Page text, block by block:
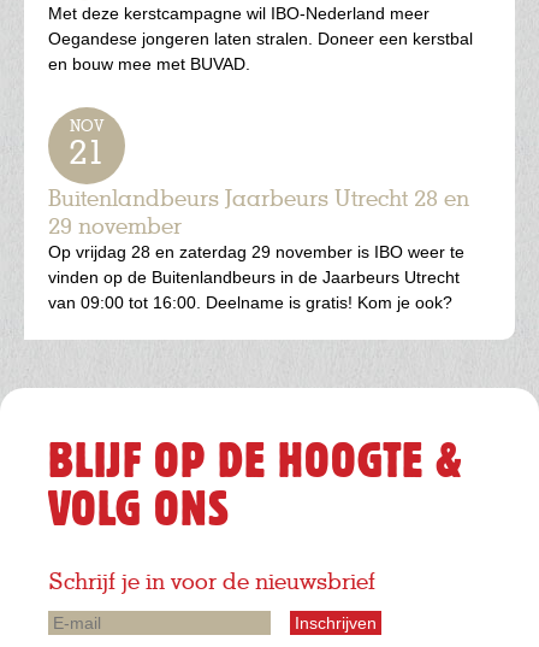
Met deze kerstcampagne wil IBO-Nederland meer
Oegandese jongeren laten stralen. Doneer een kerstbal
en bouw mee met BUVAD.
NOV
21
Buitenlandbeurs Jaarbeurs Utrecht 28 en
29 november
Op vrijdag 28 en zaterdag 29 november is IBO weer te
vinden op de Buitenlandbeurs in de Jaarbeurs Utrecht
van 09:00 tot 16:00. Deelname is gratis! Kom je ook?
BLIJF OP DE HOOGTE &
VOLG ONS
Schrijf je in voor de nieuwsbrief
E-